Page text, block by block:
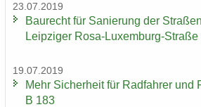
23.07.2019
Bau­recht für Sa­nie­rung der
Leip­zi­ger Rosa-​Luxemburg-Straße
19.07.2019
Mehr Si­cher­heit für Rad­fah­rer und
B 183